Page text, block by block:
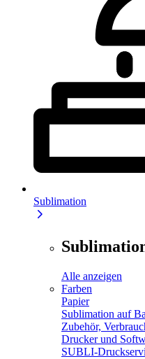
Sublimation
Alle anzeigen
Farben
Papier
Sublimation auf
Zubehör,
Drucker und
SUBLI-